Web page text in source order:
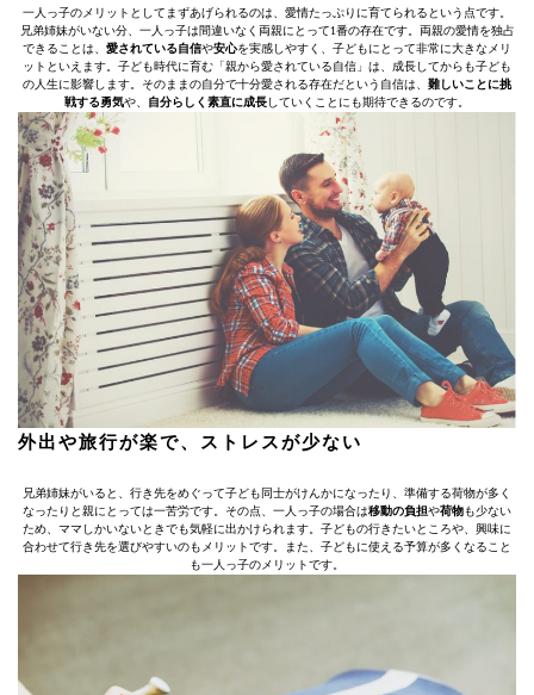
一人っ子のメリットとしてまずあげられるのは、愛情たっぷりに育てられるという点です。
兄弟姉妹がいない分、一人っ子は間違いなく両親にとって1番の存在です。両親の愛情を独占
できることは、 愛されている自信や安心を実感しやすく、子どもにとって非常に大きなメリ
ットといえます。子ども時代に育む「親から愛されている自信」は、成長してからも子ども
の人生に影響します。そのままの自分で十分愛される存在だという自信は、 難しいことに挑
戦する勇気や、 自分らしく素直に成長していくことにも期待できるのです。
外出や旅行が楽で、ストレスが少ない
兄弟姉妹がいると、行き先をめぐって子ども同士がけんかになったり、準備する荷物が多く
なったりと親にとっては一苦労です。その点、一人っ子の場合は移動の負担や荷物も少ない
ため、ママしかいないときでも気軽に出かけられます。子どもの行きたいところや、興味に
合わせて行き先を選びやすいのもメリットです。また、子どもに使える予算が多くなること
も一人っ子のメリットです。